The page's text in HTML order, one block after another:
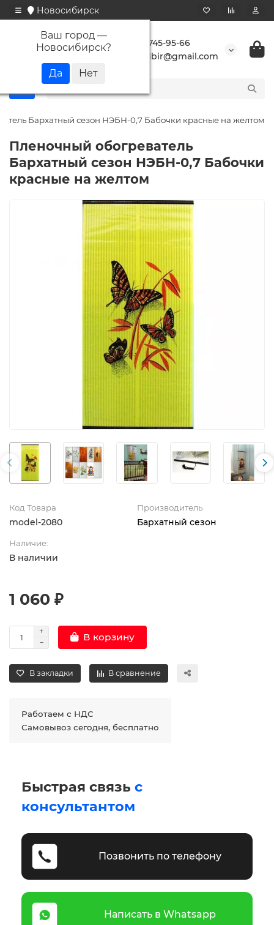
Новосибирск
Ваш город —
Новосибирск?
+7 923 745-95-66
buransibir@gmail.com
Бархатный сезон НЭБН-0,7 Бабочки красные на желтом
Пленочный обогреватель
Бархатный сезон НЭБН-0,7 Бабочки
красные на желтом
Код Товара
model-2080
Производитель
Бархатный сезон
Наличие:
В наличии
1 060 ₽
В корзину
В закладки В сравнение
Работаем с НДС
Самовывоз сегодня, бесплатно
Быстрая связь с
консультантом
Позвонить по телефону
Написать в Whatsapp